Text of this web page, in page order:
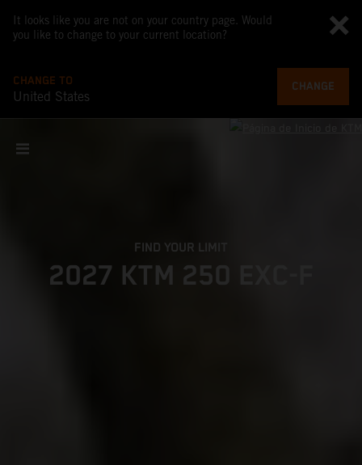
It looks like you are not on your country page. Would
you like to change to your current location?
CHANGE TO
United States
CHANGE
FIND YOUR LIMIT
2027 KTM 250 EXC-F